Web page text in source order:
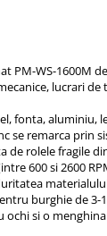
PM-WS-1600M
lucrari de
fonta, aluminiu,
se remarca prin
rolele fragile
600 si 2600
burghie de 3-
ochi si o